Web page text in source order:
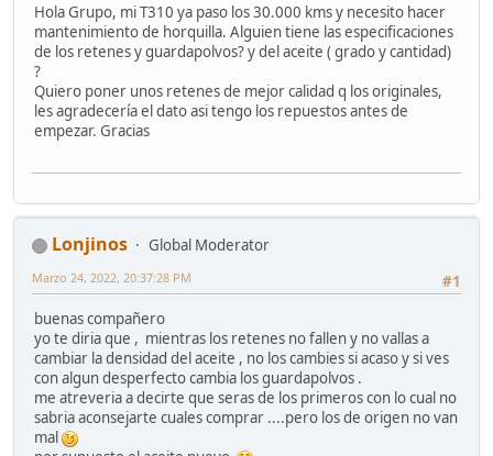
Hola Grupo, mi T310 ya paso los 30.000 kms y necesito hacer
mantenimiento de horquilla. Alguien tiene las especificaciones
de los retenes y guardapolvos? y del aceite ( grado y cantidad)
?
Quiero poner unos retenes de mejor calidad q los originales,
les agradecería el dato asi tengo los repuestos antes de
empezar. Gracias
Lonjinos
Global Moderator
#1
Marzo 24, 2022, 20:37:28 PM
buenas compañero
yo te diria que , mientras los retenes no fallen y no vallas a
cambiar la densidad del aceite , no los cambies si acaso y si ves
con algun desperfecto cambia los guardapolvos .
me atreveria a decirte que seras de los primeros con lo cual no
sabria aconsejarte cuales comprar ....pero los de origen no van
mal